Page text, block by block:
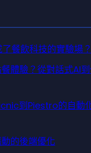
餐飲科技的實驗場
體驗？從對話式AI
到Piestro的自動
的後端優化